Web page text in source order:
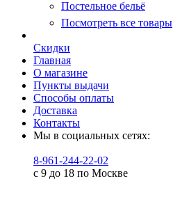
Постельное бельё
Посмотреть все товары
Скидки
Главная
О магазине
Пункты выдачи
Способы оплаты
Доставка
Контакты
Мы в социальных сетях:
8-961-244-22-02
с 9 до 18 по Москве